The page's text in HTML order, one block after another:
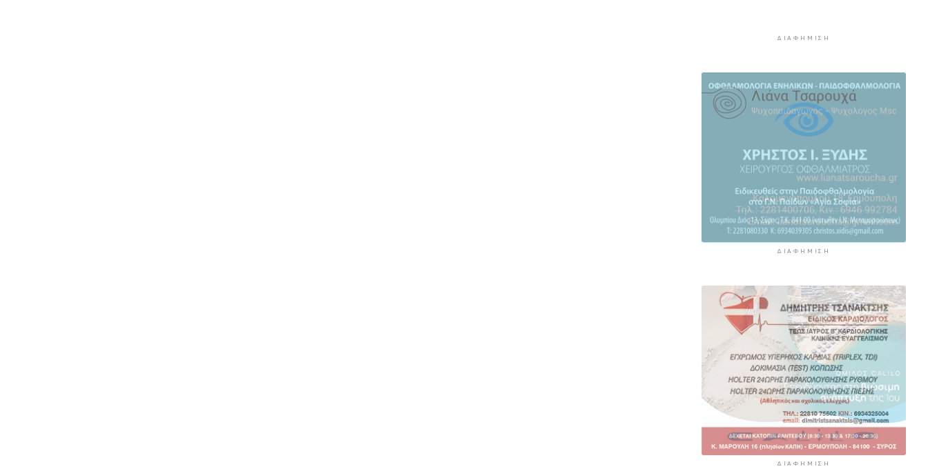
εκπαιδευτικών
6 ώρες 45 λεπτά πρίν
Πάνω από 90 ειδικότητες και
860 τμήματα στις δημόσιες
ΣΑΕΚ
7 ώρες 15 λεπτά πρίν
Αυξήθηκαν οι Έλληνες που
αποφάσισαν να διακόψουν το
κάπνισμα
7 ώρες 45 λεπτά πρίν
ΔΙΑΦΉΜΙΣΗ
ΔΙΑΦΉΜΙΣΗ
ΔΙΑΦΉΜΙΣΗ